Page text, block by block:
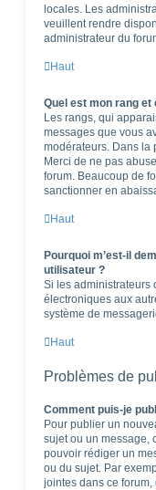
locales. Les
veuillent rendre
administrateur du
Haut
Quel est mon rang
Les rangs, qui
messages que vous
modérateurs. Dans la
Merci de ne pas
forum. Beaucoup de
sanctionner en
Haut
Pourquoi m’est-il
utilisateur ?
Si les administrateurs
électroniques aux
système de
Haut
Problèmes de
Comment puis-je
Pour publier un
sujet ou un message,
pouvoir rédiger un
ou du sujet. Par
jointes dans ce forum,